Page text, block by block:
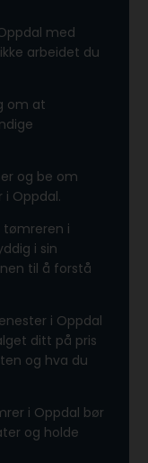
med
arbeidet du
om at
og be om
Oppdal.
tømreren i
i sin
til å forstå
i Oppdal
ditt på pris
og hva du
i Oppdal bør
og holde